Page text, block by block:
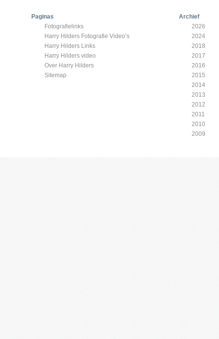
Paginas
Fotografielinks
Harry Hilders Fotografie Video’s
Harry Hilders Links
Harry Hilders video
Over Harry Hilders
Sitemap
Archief
2026
2024
2018
2017
2016
2015
2014
2013
2012
2011
2010
2009